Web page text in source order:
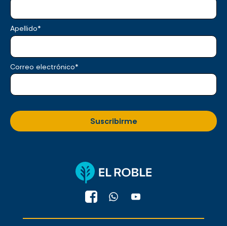
Apellido*
Correo electrónico*